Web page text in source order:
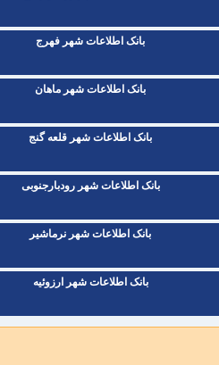
بانک اطلاعات شهر فهرج
بانک اطلاعات شهر ماهان
بانک اطلاعات شهر قلعه گنج
بانک اطلاعات شهر رودبارجنوبی
بانک اطلاعات شهر نرماشیر
بانک اطلاعات شهر ارزوئیه